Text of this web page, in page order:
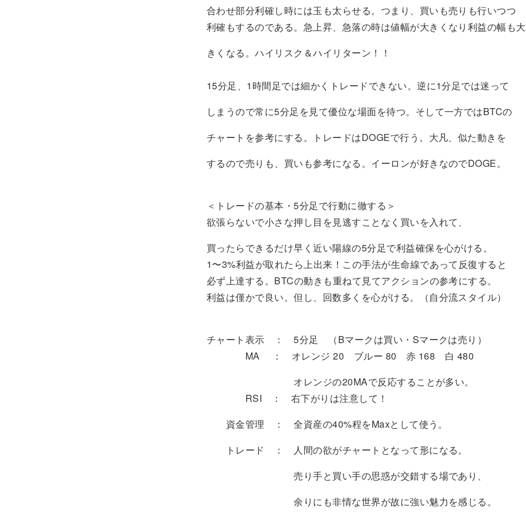
合わせ部分利確し時には玉も太らせる。つまり、買いも売りも行いつつ
利確もするのである。急上昇、急落の時は値幅が大きくなり利益の幅も大
きくなる。ハイリスク＆ハイリターン！！
15分足、1時間足では細かくトレードできない。逆に1分足では迷って
しまうので常に5分足を見て優位な場面を待つ。そして一方ではBTCの
チャートを参考にする。トレードはDOGEで行う。大凡、似た動きを
するので売りも、買いも参考になる。イーロンが好きなのでDOGE。
＜トレードの基本・5分足で行動に徹する＞
欲張らないで小さな押し目を見逃すことなく買いを入れて、
買ったらできるだけ早く近い陽線の5分足で利益確保を心がける。
1〜3%利益が取れたら上出来！この手法が生命線であって反復すると
必ず上達する。BTCの動きも重ねて見てアクションの参考にする。
利益は僅かで良い。但し、回数多くを心がける。（自分流スタイル）
チャート表示 ： 5分足 （Bマークは買い・Sマークは売り）
MA ： オレンジ 20 ブルー 80 赤 168 白 480
オレンジの20MAで反応することが多い。
RSI ： 右下がりは注意して！
資金管理 ： 全資産の40%程をMaxとして使う。
トレード ： 人間の欲がチャートとなって形になる。
売り手と買い手の思惑が交錯する場であり、
余りにも非情な世界が故に強い魅力を感じる。